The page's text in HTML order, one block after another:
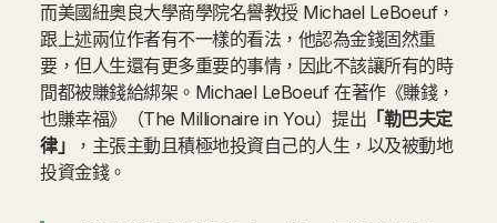
而美國紐奧良大學商學院名譽教授 Michael LeBoeuf，
跟上述兩位作者有不一樣的看法，他認為金錢固然重
要，但人生還有更多重要的事情，因此不該讓所有的時
間都被賺錢給綁架。Michael LeBoeuf 在著作《賺錢，
也賺幸福》（The Millionaire in You）提出 「勒巴夫定
律」
，主張主動且積極地投資自己的人生，以及被動地
投資金錢。